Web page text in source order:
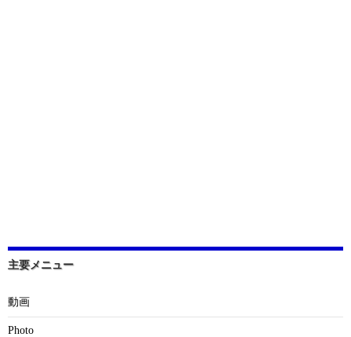
主要メニュー
動画
Photo